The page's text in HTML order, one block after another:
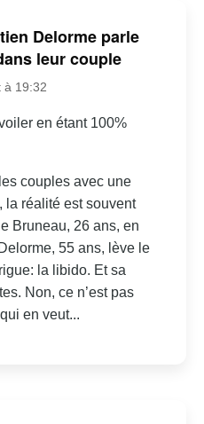
Delorme parle
leur couple
à 19:32
en étant 100%
couples avec une
la réalité est souvent
Bruneau, 26 ans, en
55 ans, lève le
la libido. Et sa
Non, ce n’est pas
en veut...